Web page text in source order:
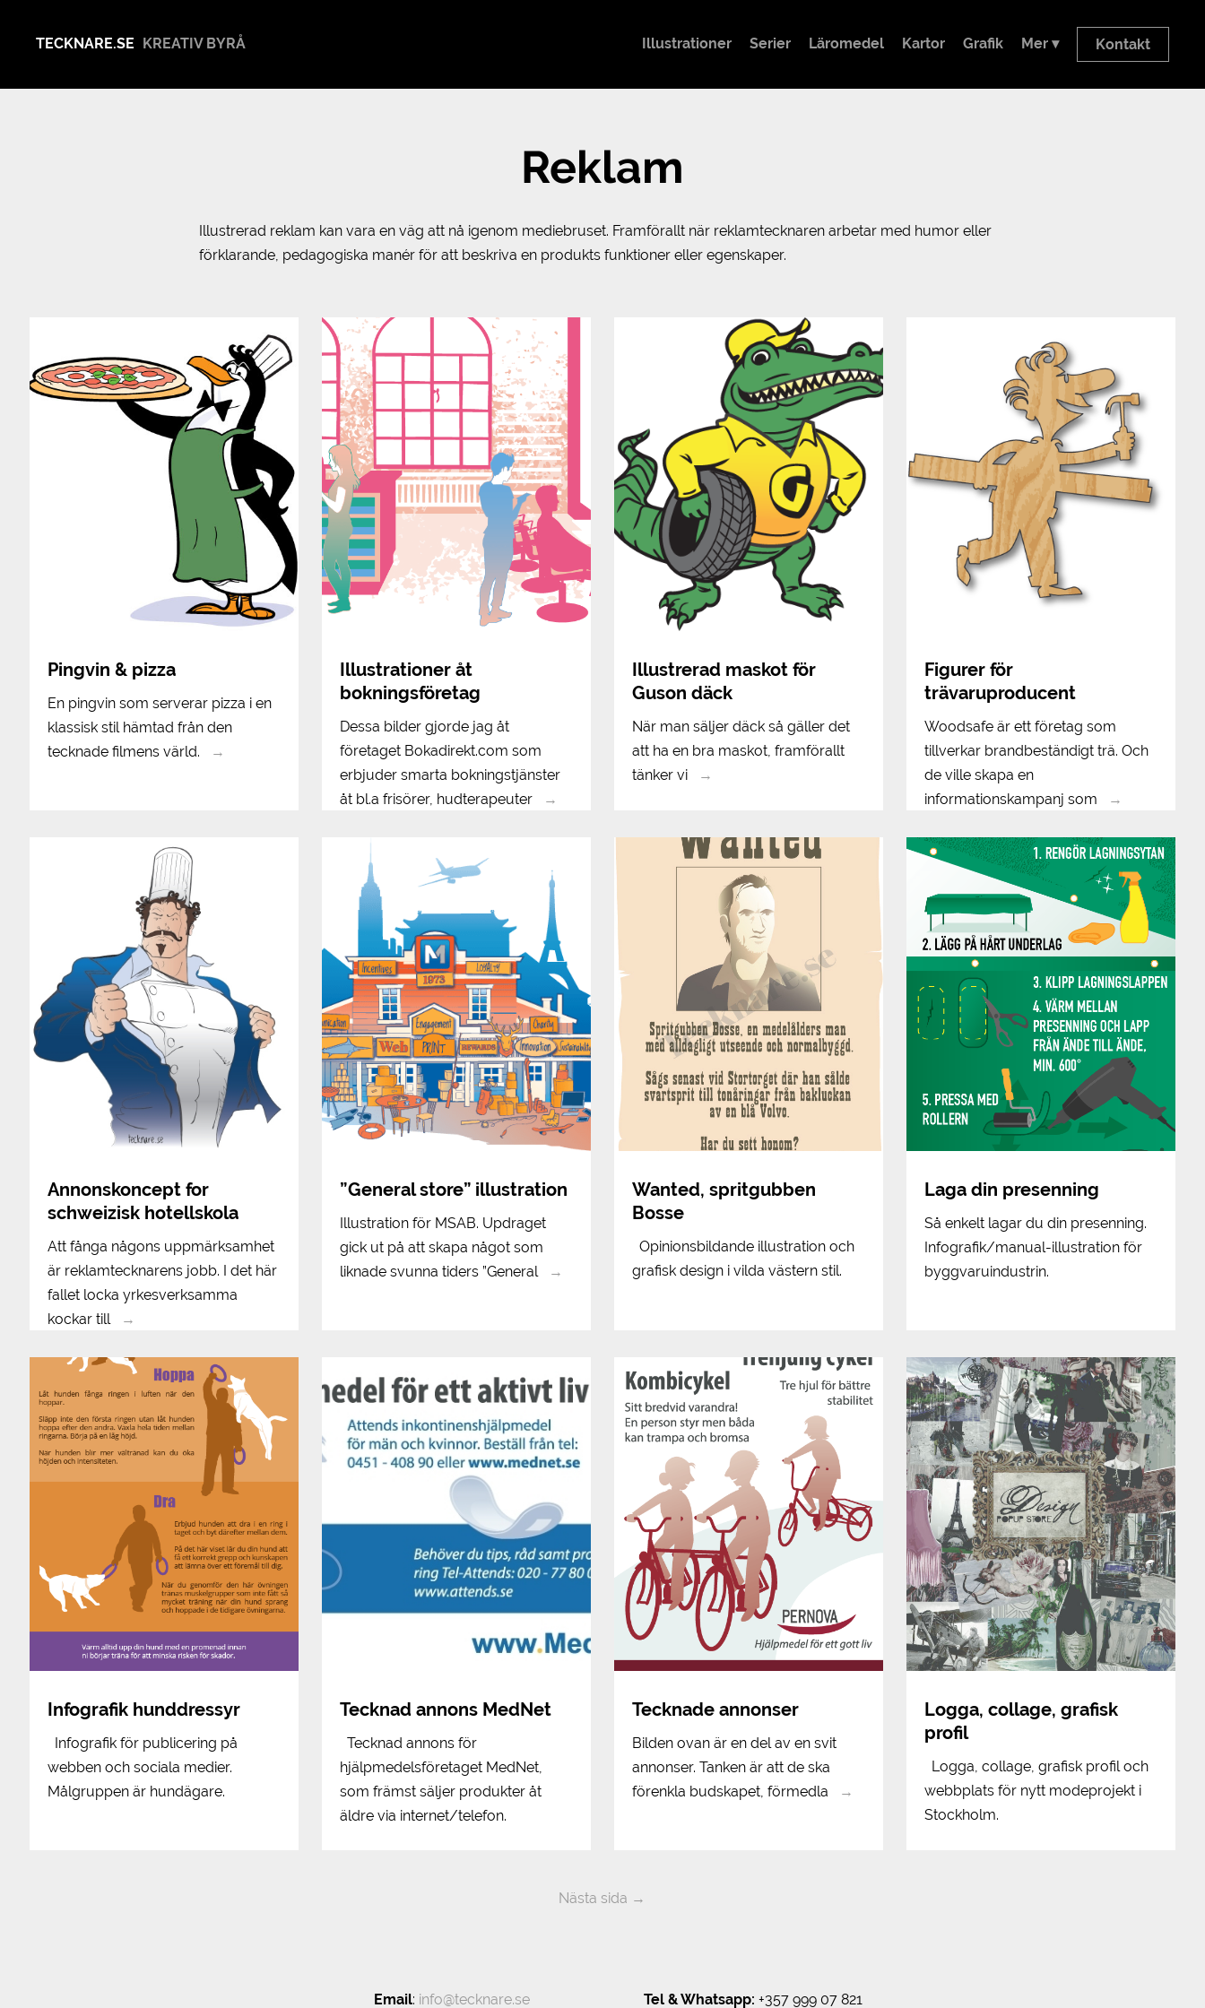
TECKNARE.SE KREATIV BYRÅ Illustrationer Serier Läromedel Kartor Grafik Mer ▾ Kontakt
Reklam
Illustrerad reklam kan vara en väg att nå igenom mediebruset. Framförallt när reklamtecknaren arbetar med humor eller
förklarande, pedagogiska manér för att beskriva en produkts funktioner eller egenskaper.
Pingvin & pizza
En pingvin som serverar pizza i en
klassisk stil hämtad från den
tecknade filmens värld. →
Illustrationer åt
bokningsföretag
Dessa bilder gjorde jag åt
företaget Bokadirekt.com som
erbjuder smarta bokningstjänster
åt bl.a frisörer, hudterapeuter →
Illustrerad maskot för
Guson däck
När man säljer däck så gäller det
att ha en bra maskot, framförallt
tänker vi→
Figurer för
trävaruproducent
Woodsafe är ett företag som
tillverkar brandbeständigt trä. Och
de ville skapa en
informationskampanj som →
Annonskoncept for
schweizisk hotellskola
Att fånga någons uppmärksamhet
är reklamtecknarens jobb. I det här
fallet locka yrkesverksamma
kockar till→
”General store” illustration
Illustration för MSAB. Updraget
gick ut på att skapa något som
liknade svunna tiders ”General→
Wanted, spritgubben
Bosse
Opinionsbildande illustration och
grafisk design i vilda västern stil.
Laga din presenning
Så enkelt lagar du din presenning.
Infografik/manual-illustration för
byggvaruindustrin.
Infografik hunddressyr
Infografik för publicering på
webben och sociala medier.
Målgruppen är hundägare.
Tecknad annons MedNet
Tecknad annons för
hjälpmedelsföretaget MedNet,
som främst säljer produkter åt
äldre via internet/telefon.
Tecknade annonser
Bilden ovan är en del av en svit
annonser. Tanken är att de ska
förenkla budskapet, förmedla →
Logga, collage, grafisk
profil
Logga, collage, grafisk profil och
webbplats för nytt modeprojekt i
Stockholm.
Nästa sida →
Email: info@tecknare.se Tel & Whatsapp: +357 999 07 821